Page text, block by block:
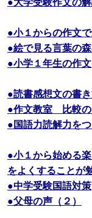
●小１からの作文
●絵で見る言葉の
●小学１年生の作文
●読書感想文の書
●作文教室 比較の
●国語力読解力を
●小１から始める
をよくすることが
●中学受験国語対策
●父母の声（２）